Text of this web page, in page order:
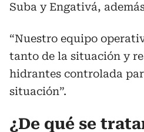
Suba y Engativá,
“Nuestro equipo
tanto de la situación y
hidrantes controlada
situación”.
¿De qué se